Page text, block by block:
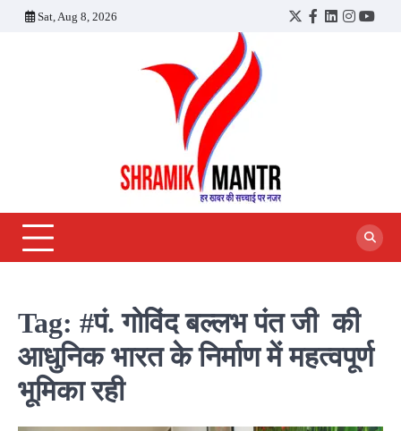
Sat, Aug 8, 2026
Twitter
Facebook
LinkedIn
Tag: #पं. गोविंद बल्लभ पंत जी की
आधुनिक भारत के निर्माण में महत्वपूर्ण
भूमिका रही